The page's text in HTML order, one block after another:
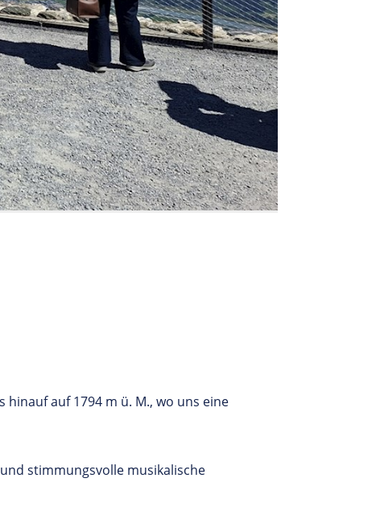
auf 1794 m ü. M., wo uns eine
stimmungsvolle musikalische